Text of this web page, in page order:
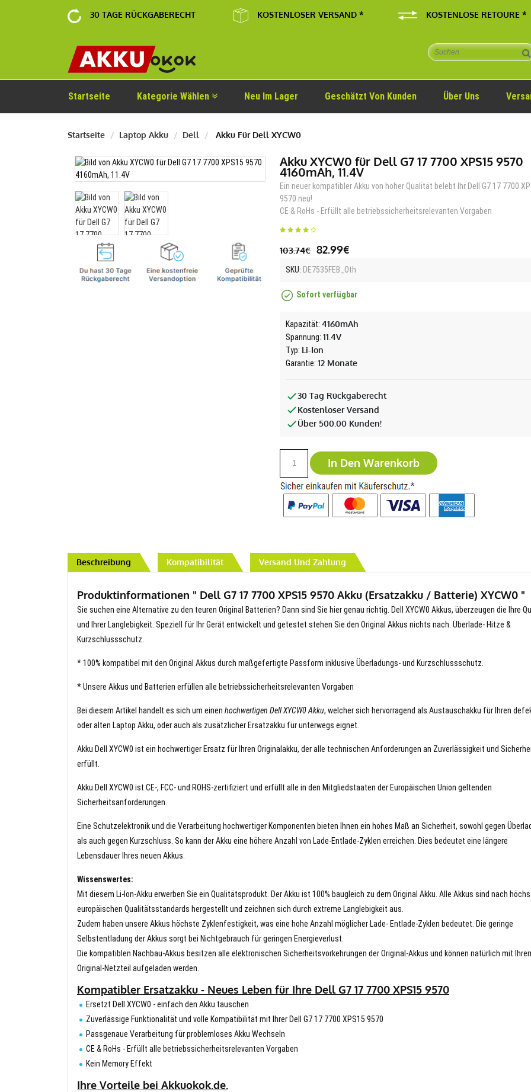
30 TAGE RÜCKGABERECHT KOSTENLOSER VERSAND * KOSTENLOSE RETOURE *
Startseite Kategorie Wählen Neu Im Lager Geschätzt Von Kunden Über Uns
Startseite Laptop Akku Dell Akku Für Dell XYCW0
Akku XYCW0 für Dell G7 17 7700 XPS15 9570
4160mAh, 11.4V
Ein neuer kompatibler Akku von hoher Qualität belebt Ihr Dell G7 17 7700
9570 neu!
CE & RoHs - Erfüllt alle betriebssicherheitsrelevanten Vorgaben
103.74€ 82.99€
SKU: DE7535FEB_Oth
Sofort verfügbar
Kapazität:4160mAh
Spannung:11.4V
Typ: Li-Ion
Garantie:12 Monate
30 Tag Rückgaberecht
Kostenloser Versand
Über 500.00 Kunden!
In Den Warenkorb
Beschreibung Kompatibilität Versand Und Zahlung
Produktinformationen " Dell G7 17 7700 XPS15 9570 Akku (Ersatzakku / Batterie) XYCW0 "
Sie suchen eine Alternative zu den teuren Original Batterien? Dann sind Sie hier genau richtig. Dell XYCW0 Akkus, überzeugen die Ihre
und Ihrer Langlebigkeit. Speziell für Ihr Gerät entwickelt und getestet stehen Sie den Original Akkus nichts nach. Überlade- Hitze &
Kurzschlussschutz.
* 100% kompatibel mit den Original Akkus durch maßgefertigte Passform inklusive Überladungs- und Kurzschlussschutz.
* Unsere Akkus und Batterien erfüllen alle betriebssicherheitsrelevanten Vorgaben
Bei diesem Artikel handelt es sich um einen hochwertigen Dell XYCW0 Akku, welcher sich hervorragend als Austauschakku für Ihren
oder alten Laptop Akku, oder auch als zusätzlicher Ersatzakku für unterwegs eignet.
Akku Dell XYCW0 ist ein hochwertiger Ersatz für Ihren Originalakku, der alle technischen Anforderungen an Zuverlässigkeit und
erfüllt.
Akku Dell XYCW0 ist CE-, FCC- und ROHS-zertifiziert und erfüllt alle in den Mitgliedstaaten der Europäischen Union geltenden
Sicherheitsanforderungen.
Eine Schutzelektronik und die Verarbeitung hochwertiger Komponenten bieten Ihnen ein hohes Maß an Sicherheit, sowohl gegen
als auch gegen Kurzschluss. So kann der Akku eine höhere Anzahl von Lade-Entlade-Zyklen erreichen. Dies bedeutet eine längere
Lebensdauer Ihres neuen Akkus.
Wissenswertes:
Mit diesem Li-Ion-Akku erwerben Sie ein Qualitätsprodukt. Der Akku ist 100% baugleich zu dem Original Akku. Alle Akkus sind nach
europäischen Qualitätsstandards hergestellt und zeichnen sich durch extreme Langlebigkeit aus.
Zudem haben unsere Akkus höchste Zyklenfestigkeit, was eine hohe Anzahl möglicher Lade- Entlade-Zyklen bedeutet. Die geringe
Selbstentladung der Akkus sorgt bei Nichtgebrauch für geringen Energieverlust.
Die kompatiblen Nachbau-Akkus besitzen alle elektronischen Sicherheitsvorkehrungen der Original-Akkus und können natürlich mit
Original-Netzteil aufgeladen werden.
Kompatibler Ersatzakku - Neues Leben für Ihre Dell G7 17 7700 XPS15 9570
Ersetzt Dell XYCW0 - einfach den Akku tauschen
Zuverlässige Funktionalität und volle Kompatibilität mit Ihrer Dell G7 17 7700 XPS15 9570
Passgenaue Verarbeitung für problemloses Akku Wechseln
CE & RoHs - Erfüllt alle betriebssicherheitsrelevanten Vorgaben
Kein Memory Effekt
Ihre Vorteile bei Akkuokok.de.